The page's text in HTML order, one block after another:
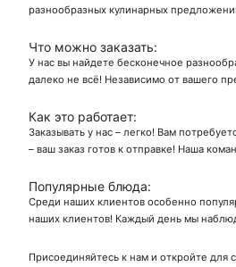
разнообразных кулинарных
Что можно заказать:
У нас вы найдете бесконечное
далеко не всё! Независимо от вашего
Как это работает:
Заказывать у нас – легко! Вам
– ваш заказ готов к отправке! Наша
Популярные блюда:
Среди наших клиентов особенно
наших клиентов! Каждый день мы
Присоединяйтесь к нам и откройте для